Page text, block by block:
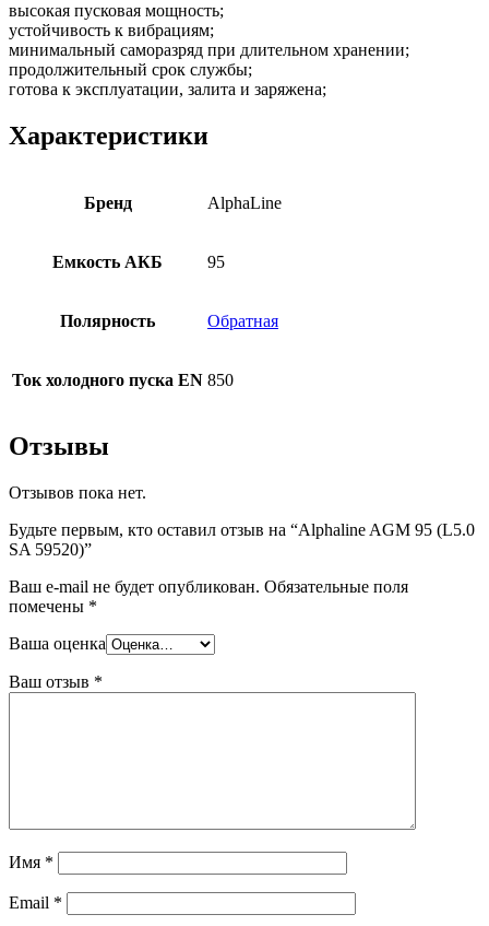
высокая пусковая мощность;
устойчивость к вибрациям;
минимальный саморазряд при длительном хранении;
продолжительный срок службы;
готова к эксплуатации, залита и заряжена;
Характеристики
Бренд AlphaLine
Емкость АКБ 95
Полярность Обратная
Ток холодного пуска EN 850
Отзывы
Отзывов пока нет.
Будьте первым, кто оставил отзыв на “Alphaline AGM 95 (L5.0
SA 59520)”
Ваш e-mail не будет опубликован. Обязательные поля
помечены *
Ваша оценка
Ваш отзыв *
Имя *
Email *